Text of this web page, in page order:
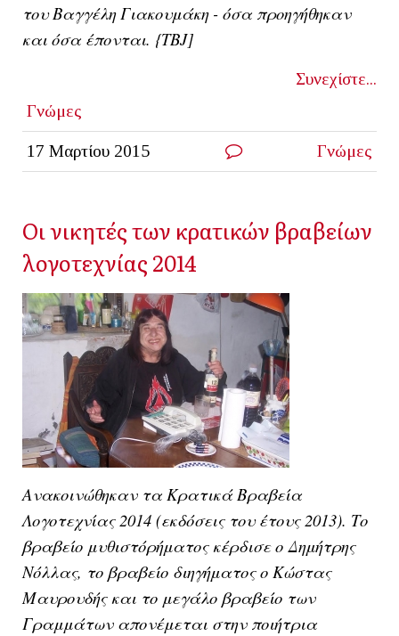
του Βαγγέλη Γιακουμάκη - όσα προηγήθηκαν
και όσα έπονται. {ΤΒJ]
Συνεχίστε...
Γνώμες
17 Μαρτίου 2015 Γνώμες
Οι νικητές των κρατικών βραβείων
λογοτεχνίας 2014
Ανακοινώθηκαν τα Κρατικά Βραβεία
Λογοτεχνίας 2014 (εκδόσεις του έτους 2013). Το
βραβείο μυθιστόρήματος κέρδισε ο Δημήτρης
Νόλλας, το βραβείο διηγήματος ο Κώστας
Μαυρουδής και το μεγάλο βραβείο των
Γραμμάτων απονέμεται στην ποιήτρια